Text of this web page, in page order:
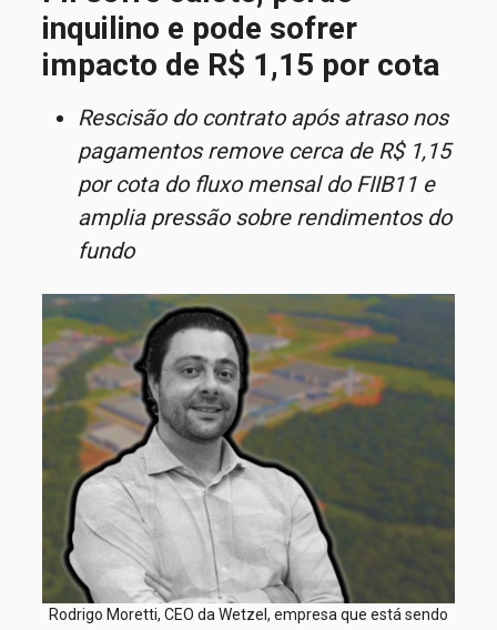
inquilino e pode sofrer
impacto de R$ 1,15 por cota
Rescisão do contrato após atraso nos
pagamentos remove cerca de R$ 1,15
por cota do fluxo mensal do FIIB11 e
amplia pressão sobre rendimentos do
fundo
Rodrigo Moretti, CEO da Wetzel, empresa que está sendo